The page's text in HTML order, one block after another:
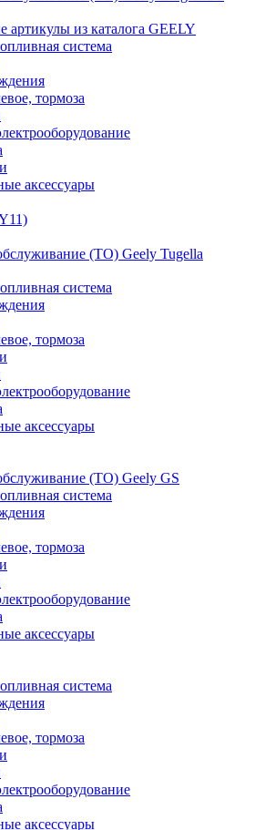
из каталога GEELY
система
тормоза
аксессуары
(ТО) Geely Tugella
система
тормоза
аксессуары
(ТО) Geely GS
система
тормоза
аксессуары
система
тормоза
аксессуары